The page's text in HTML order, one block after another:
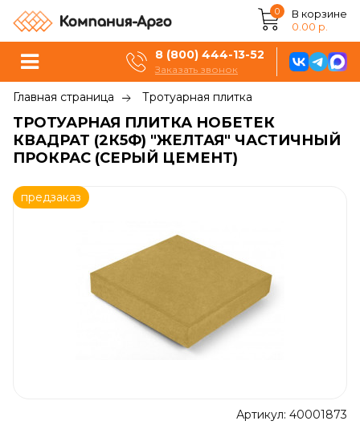
0
В корзине
0.00 р.
8 (800) 444-13-52
Заказать звонок
Главная страница Тротуарная плитка
ТРОТУАРНАЯ ПЛИТКА НОБЕТЕК
КВАДРАТ (2К5Ф) "ЖЕЛТАЯ" ЧАСТИЧНЫЙ
ПРОКРАС (СЕРЫЙ ЦЕМЕНТ)
предзаказ
Артикул: 40001873